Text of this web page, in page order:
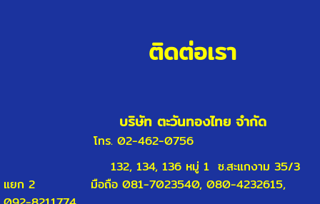
ติดต่อเรา
บริษัท ตะวันทองไทย จำกัด
โทร. 02-462-0756
132, 134, 136 หมู่ 1 ซ.สะแกงาม 35/3
แยก 2 มือถือ 081-7023540, 080-4232615,